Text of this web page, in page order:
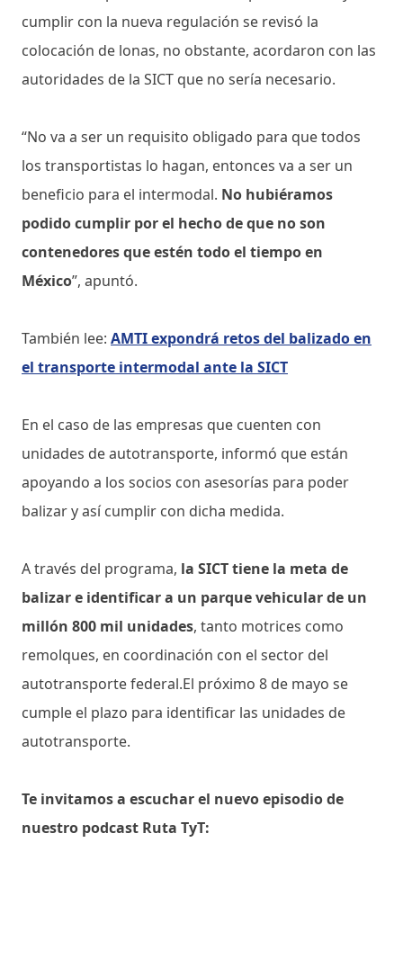
cumplir con la nueva regulación se revisó la
colocación de lonas, no obstante, acordaron con las
autoridades de la SICT que no sería necesario.
“No va a ser un requisito obligado para que todos
los transportistas lo hagan, entonces va a ser un
beneficio para el intermodal. No hubiéramos
podido cumplir por el hecho de que no son
contenedores que estén todo el tiempo en
México”, apuntó.
También lee: AMTI expondrá retos del balizado en
el transporte intermodal ante la SICT
En el caso de las empresas que cuenten con
unidades de autotransporte, informó que están
apoyando a los socios con asesorías para poder
balizar y así cumplir con dicha medida.
A través del programa, la SICT tiene la meta de
balizar e identificar a un parque vehicular de un
millón 800 mil unidades, tanto motrices como
remolques, en coordinación con el sector del
autotransporte federal.El próximo 8 de mayo se
cumple el plazo para identificar las unidades de
autotransporte.
Te invitamos a escuchar el nuevo episodio de
nuestro podcast Ruta TyT: